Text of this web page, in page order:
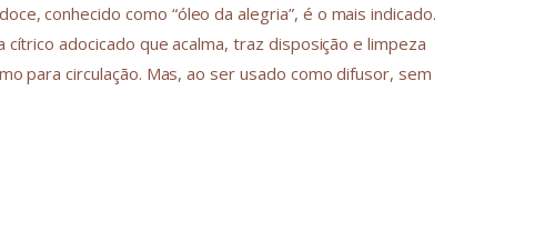
conhecido como “óleo da alegria”, é o mais indicado.
adocicado que acalma, traz disposição e limpeza
para circulação. Mas, ao ser usado como difusor, sem